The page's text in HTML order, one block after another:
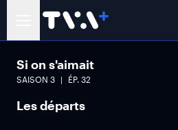
Si on s'aimait
SAISON 3 ÉP. 32
Les départs